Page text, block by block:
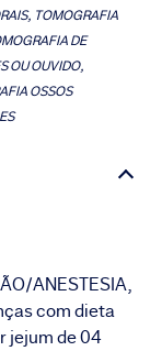
TOMOGRAFIA
DE
OU OUVIDO,
OSSOS
ANESTESIA,
com dieta
jejum de 04